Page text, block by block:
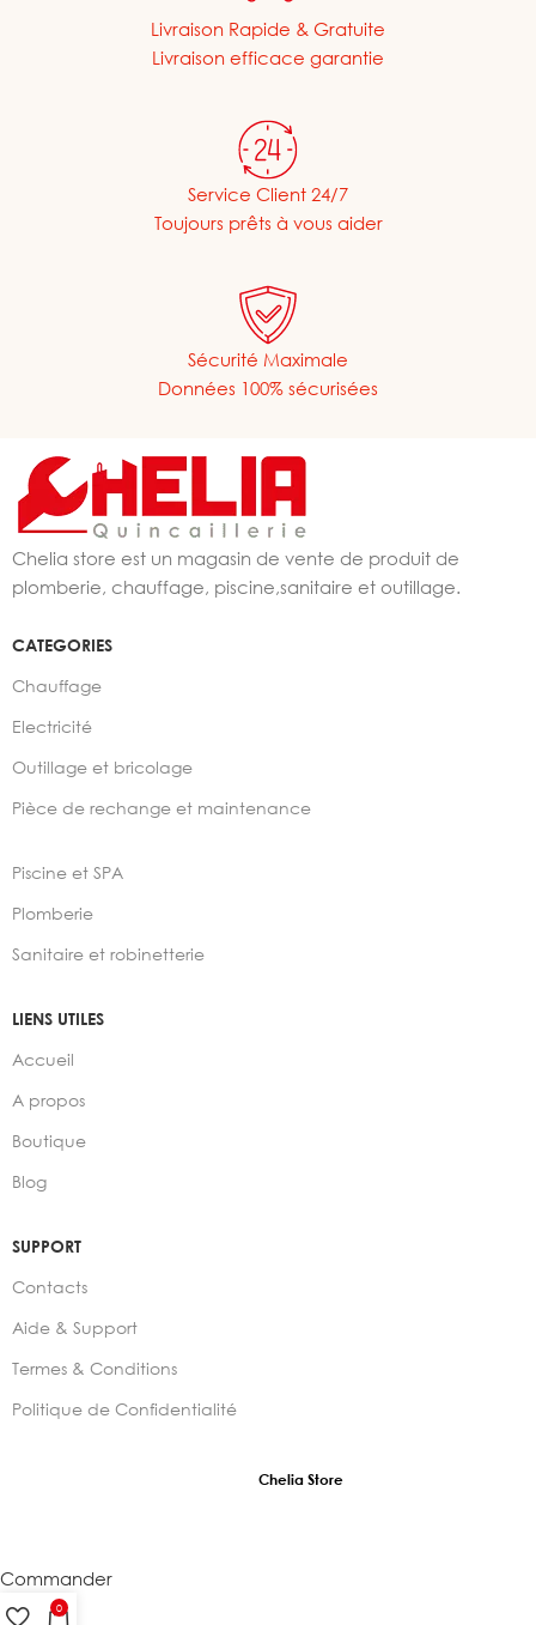
Livraison Rapide & Gratuite
Livraison efficace garantie
Service Client 24/7
Toujours prêts à vous aider
Sécurité Maximale
Données 100% sécurisées
Chelia store est un magasin de vente de produit de
plomberie, chauffage, piscine,sanitaire et outillage.
CATEGORIES
Chauffage
Electricité
Outillage et bricolage
Pièce de rechange et maintenance
Piscine et SPA
Plomberie
Sanitaire et robinetterie
LIENS UTILES
Accueil
A propos
Boutique
Blog
SUPPORT
Contacts
Aide & Support
Termes & Conditions
Politique de Confidentialité
Chelia Store
0
Commander